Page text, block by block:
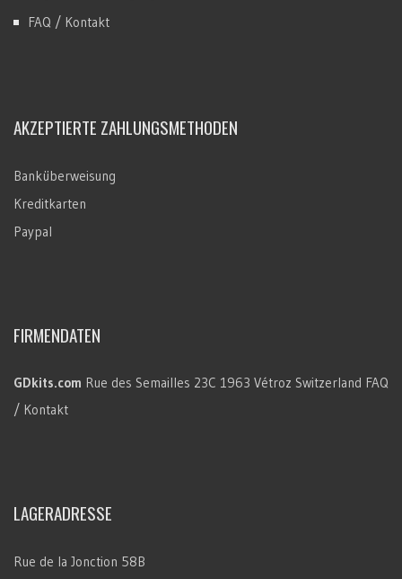
FAQ / Kontakt
AKZEPTIERTE ZAHLUNGSMETHODEN
Banküberweisung
Kreditkarten
Paypal
FIRMENDATEN
GDkits.com Rue des Semailles 23C 1963 Vétroz Switzerland FAQ
/ Kontakt
LAGERADRESSE
Rue de la Jonction 58B